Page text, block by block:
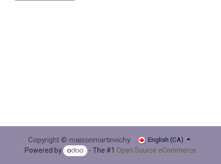
Copyright © maisonmartinvichy English (CA)
Powered by - The #1 Open Source eCommerce